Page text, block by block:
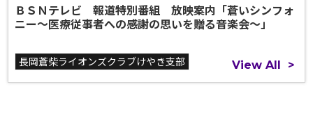
ＢＳＮテレビ 報道特別番組 放映案内「蒼いシンフォ
ニー～医療従事者への感謝の思いを贈る音楽会～」
長岡蒼柴ライオンズクラブけやき支部 View All >